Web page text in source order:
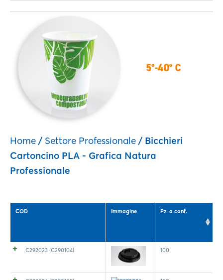
Home / Settore Professionale / Bicchieri
Cartoncino PLA - Grafica Natura
Professionale
COD Immagine Pz. a conf.
C292023 (C290104) 100